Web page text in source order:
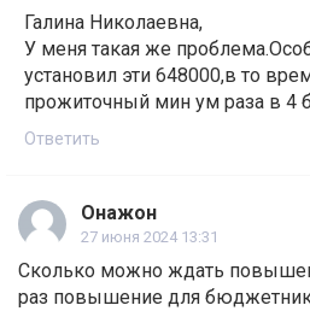
Галина Николаевна,
У меня такая же
установил эти 648000,в то
прожиточный мин ум раза в 4
Ответить
Онажон
27 июня 2024 13:31
Сколько можно ждать
раз повышение для